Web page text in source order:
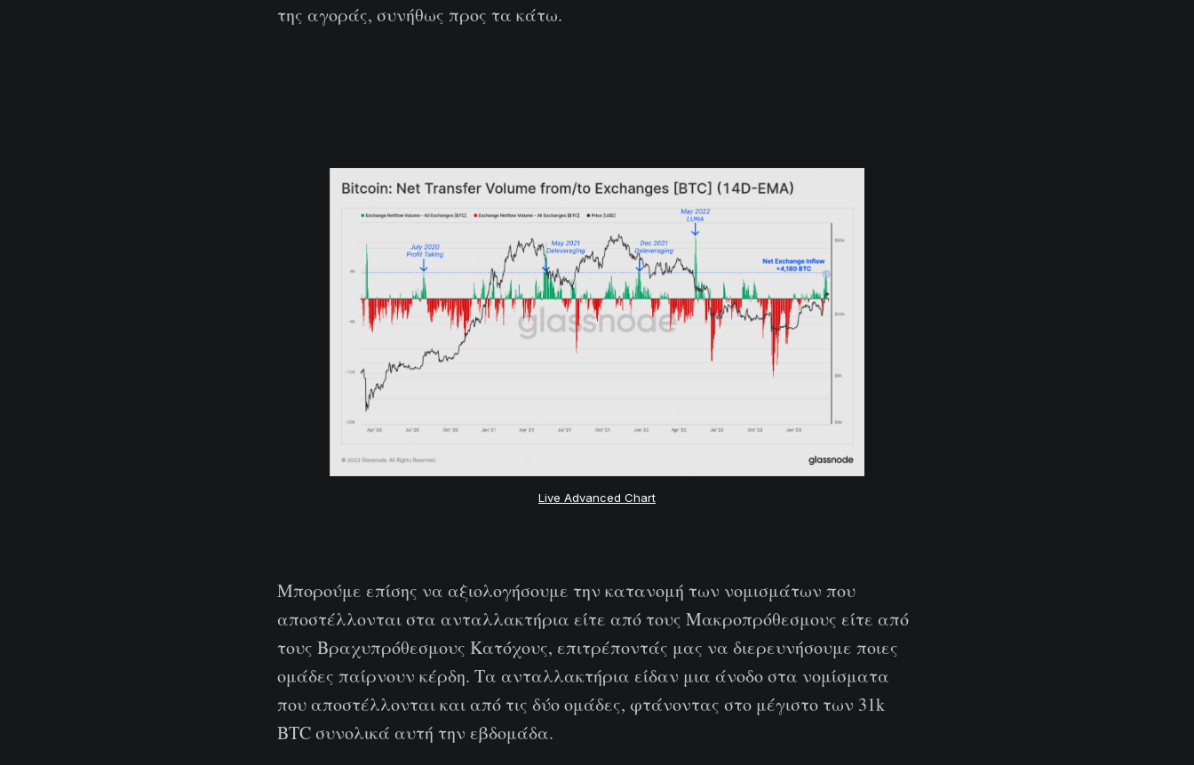
της αγοράς, συνήθως προς τα κάτω.
Live Advanced Chart
Μπορούμε επίσης να αξιολογήσουμε την κατανομή των νομισμάτων που
αποστέλλονται στα ανταλλακτήρια είτε από τους Μακροπρόθεσμους είτε από
τους Βραχυπρόθεσμους Κατόχους, επιτρέποντάς μας να διερευνήσουμε ποιες
ομάδες παίρνουν κέρδη. Τα ανταλλακτήρια είδαν μια άνοδο στα νομίσματα
που αποστέλλονται και από τις δύο ομάδες, φτάνοντας στο μέγιστο των 31k
BTC συνολικά αυτή την εβδομάδα.